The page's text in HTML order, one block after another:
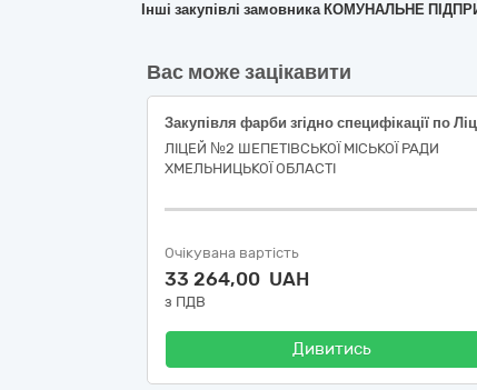
Інші закупівлі замовника КОМУНАЛЬНЕ
Вас може зацікавити
ЛІЦЕЙ №2 ШЕПЕТІВСЬКОЇ МІСЬКОЇ РАДИ
ХМЕЛЬНИЦЬКОЇ ОБЛАСТІ
Очікувана вартість
33 264,00 UAH
з ПДВ
Дивитись